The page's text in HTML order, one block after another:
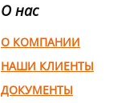
О нас
О КОМПАНИИ
НАШИ КЛИЕНТЫ
ДОКУМЕНТЫ